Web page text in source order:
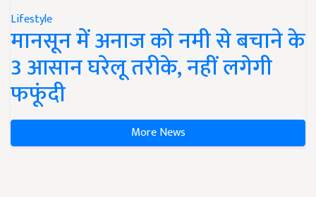
Lifestyle
मानसून में अनाज को नमी से बचाने के
3 आसान घरेलू तरीके, नहीं लगेगी
फफूंदी
More News